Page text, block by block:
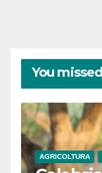
You missed
AGRICOLTURA